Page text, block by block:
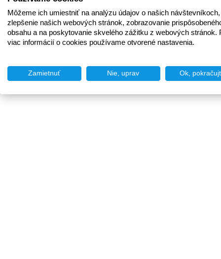
Môžeme ich umiestniť na analýzu údajov o našich
zlepšenie našich webových stránok, zobrazovanie
obsahu a na poskytovanie skvelého zážitku z webových stránok.
viac informácií o cookies používame otvorené nastavenia.
Zamietnuť Nie, uprav Ok,